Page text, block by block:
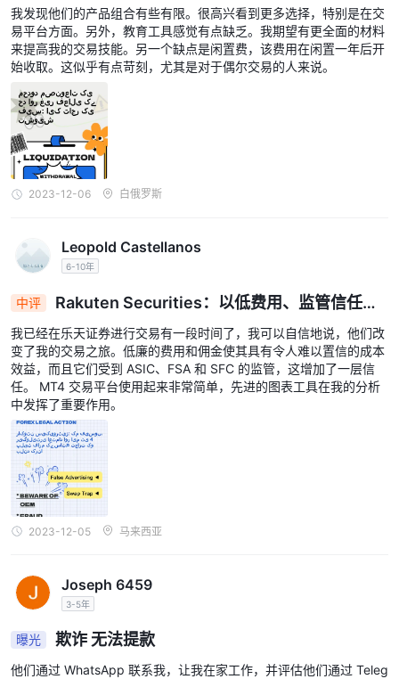
能。
网络研讨会由行业专家主持，涵盖各种主题，包括市场分析、交易策
略和风险管理。他们对客户和非客户免费 乐天证券.
育材料可以更有条理，更容易浏览。
结论
根据现有信息， 乐天证券似乎是一家信誉良好的在线经纪商，拥有
广泛的投资选择和先进的交易平台。该公司受到几个主要金融机构的
源和响应迅速的客户支持。全面的， 乐天证券是寻求可靠和全面经
纪服务的交易者的可靠选择。
常见问题 (FAQ)
我发现他们的产品组合有些有限。很高兴看到更多选择，特别是在交
易平台方面。另外，教育工具感觉有点缺乏。我期望有更全面的材料
来提高我的交易技能。另一个缺点是闲置费，该费用在闲置一年后开
始收取。这似乎有点苛刻，尤其是对于偶尔交易的人来说。
2023-12-06 白俄罗斯
Leopold Castellanos
6-10年
中评
Rakuten Securities：以低费用、监管信任和
我已经在乐天证券进行交易有一段时间了，我可以自信地说，他们改
变了我的交易之旅。低廉的费用和佣金使其具有令人难以置信的成本
效益，而且它们受到 ASIC、FSA 和 SFC 的监管，这增加了一层信
任。 MT4 交易平台使用起来非常简单，先进的图表工具在我的分析
中发挥了重要作用。
2023-12-05 马来西亚
Joseph 6459
3-5年
曝光 欺诈 无法提款
他们通过 WhatsApp 联系我，让我在家工作，并评估他们通过 Teleg